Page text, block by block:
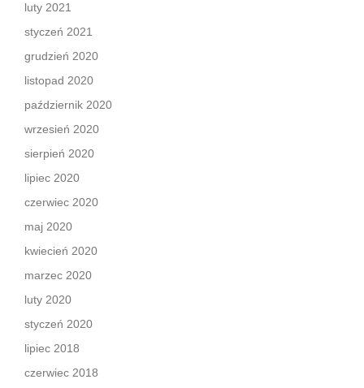
luty 2021
styczeń 2021
grudzień 2020
listopad 2020
październik 2020
wrzesień 2020
sierpień 2020
lipiec 2020
czerwiec 2020
maj 2020
kwiecień 2020
marzec 2020
luty 2020
styczeń 2020
lipiec 2018
czerwiec 2018